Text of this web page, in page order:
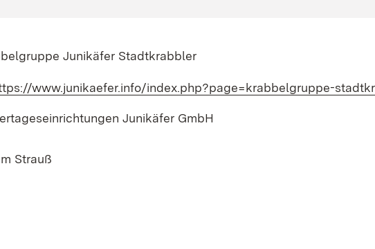
Junikäfer Stadtkrabbler
www.junikaefer.info/index.php?page=krabbelgruppe-
Junikäfer GmbH
Strauß